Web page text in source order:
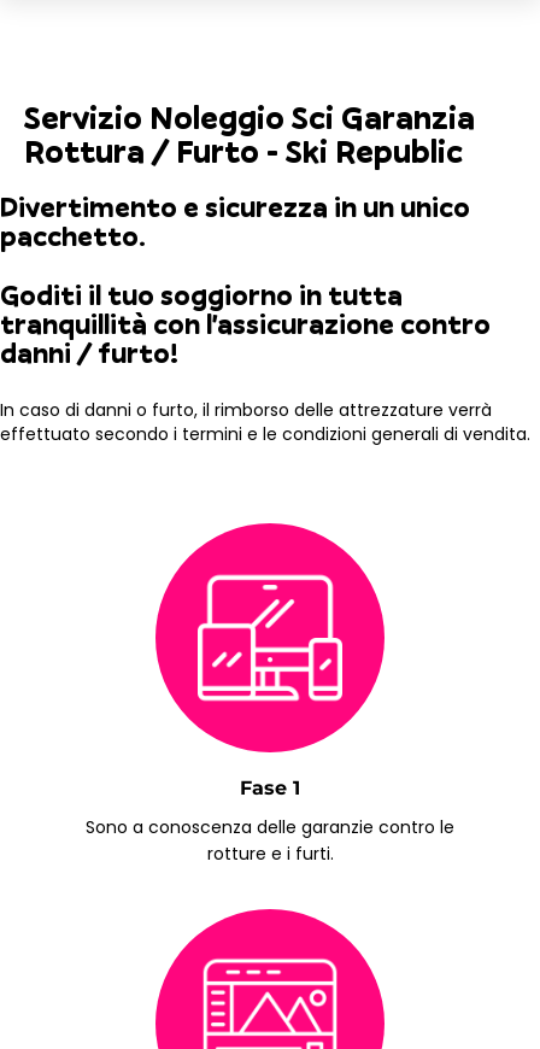
Servizio Noleggio Sci Garanzia
Rottura / Furto - Ski Republic
Divertimento e sicurezza in un unico
pacchetto.
Goditi il tuo soggiorno in tutta
tranquillità con l'assicurazione contro
danni / furto!
In caso di danni o furto, il rimborso delle attrezzature verrà
effettuato secondo i termini e le condizioni generali di vendita.
Fase 1
Sono a conoscenza delle garanzie contro le
rotture e i furti.